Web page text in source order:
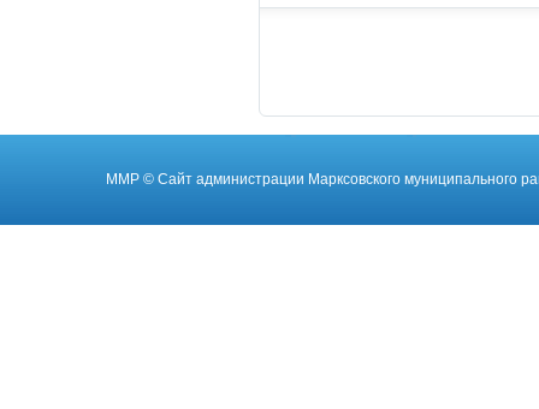
ММР © Cайт администрации Марксовского муниципального